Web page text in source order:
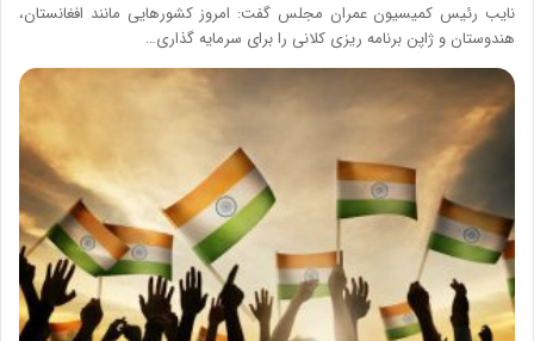
نایب رئیس کمیسیون عمران مجلس گفت: امروز کشورهایی مانند افغانستان،
هندوستان و ژاپن برنامه ریزی کلانی را برای سرمایه گذاری…